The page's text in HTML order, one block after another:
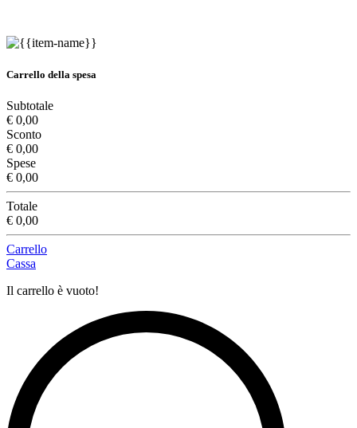
Carrello della spesa
Subtotale
€ 0,00
Sconto
€ 0,00
Spese
€ 0,00
Totale
€ 0,00
Carrello
Cassa
Il carrello è vuoto!